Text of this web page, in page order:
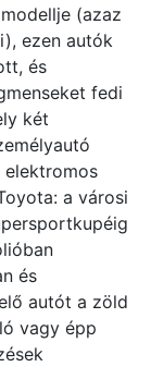
(azaz
ezen autók
és
fedi
két
a városi
és
autót a zöld
vagy épp